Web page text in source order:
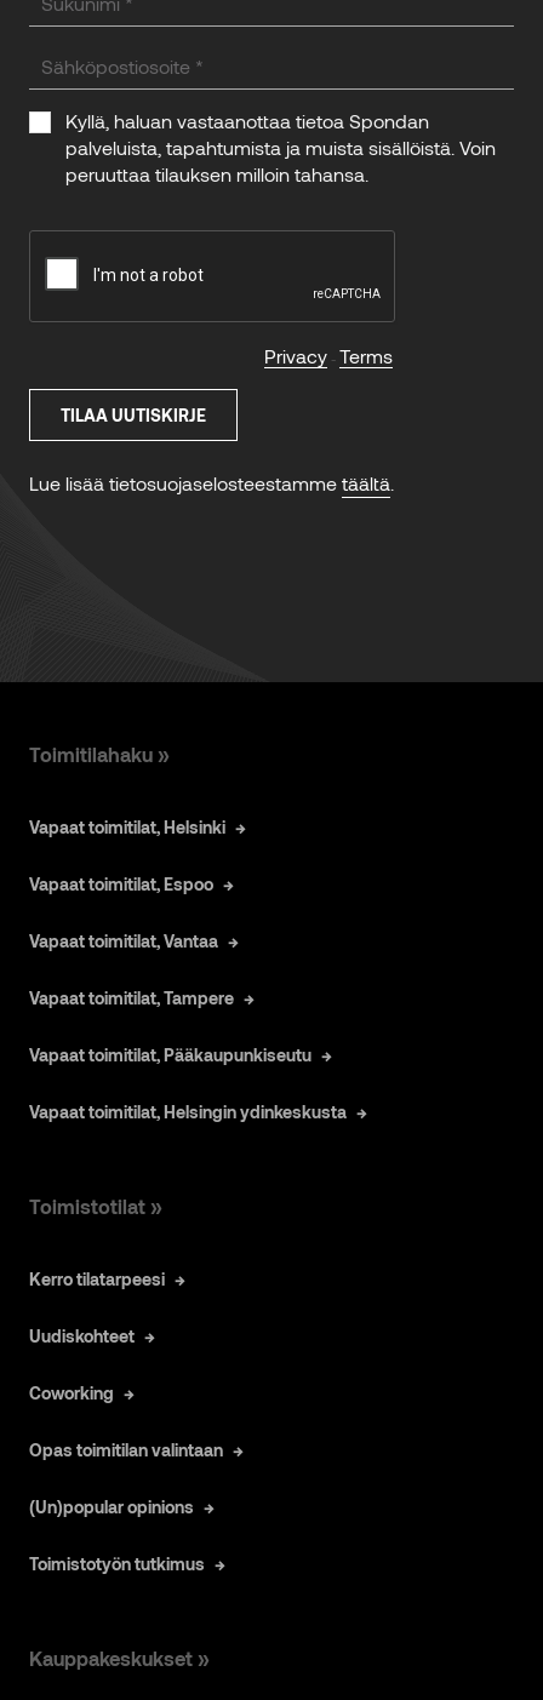
Toimitilahaku »
Vapaat toimitilat, Helsinki
Vapaat toimitilat, Espoo
Vapaat toimitilat, Vantaa
Vapaat toimitilat, Tampere
Vapaat toimitilat, Pääkaupunkiseutu
Vapaat toimitilat, Helsingin ydinkeskusta
Toimistotilat »
Kerro tilatarpeesi
Uudiskohteet
Coworking
Opas toimitilan valintaan
(Un)popular opinions
Toimistotyön tutkimus
Kauppakeskukset »